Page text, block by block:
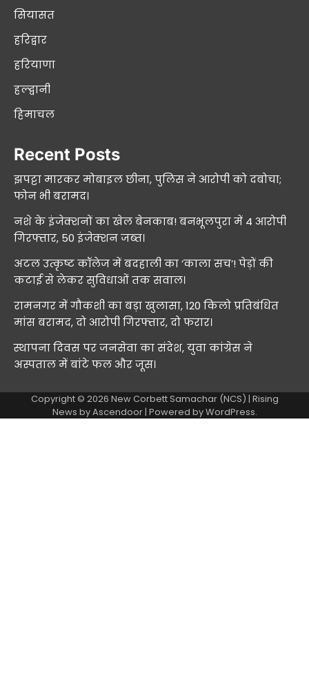
सियासत
हरिद्वार
हरियाणा
हल्द्वानी
हिमाचल
Recent Posts
झपट्टा मारकर मोबाइल छीना, पुलिस ने आरोपी को दबोचा;
फोन भी बरामद।
नशे के इंजेक्शनों का खेल बेनकाब! बनभूलपुरा में 4 आरोपी
गिरफ्तार, 50 इंजेक्शन जब्त।
अटल उत्कृष्ट कॉलेज में बदहाली का ‘काला सच’! पेड़ों की
कटाई से लेकर सुविधाओं तक सवाल।
रामनगर में गौकशी का बड़ा खुलासा, 120 किलो प्रतिबंधित
मांस बरामद, दो आरोपी गिरफ्तार, दो फरार।
स्थापना दिवस पर जनसेवा का संदेश, युवा कांग्रेस ने
अस्पताल में बांटे फल और जूस।
Copyright © 2026 New Corbett Samachar (NCS) | Rising
News byAscendoor| Powered byWordPress.